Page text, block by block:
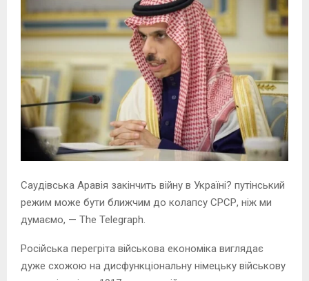
Саудівська Аравія закінчить війну в Україні? путінський
режим може бути ближчим до колапсу СРСР, ніж ми
думаємо, — The Telegraph.
Російська перегріта військова економіка виглядає
дуже схожою на дисфункціональну німецьку військову